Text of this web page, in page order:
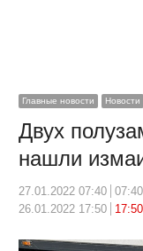
Главные новости Новости
Двух
нашли
27.01.2022 07:40 07:40
26.01.2022 17:50
17:50